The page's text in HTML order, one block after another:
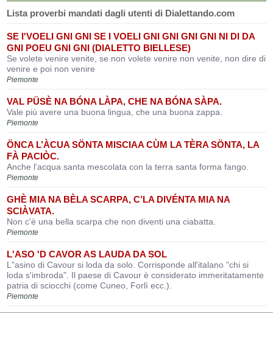
Lista proverbi mandati dagli utenti di Dialettando.com
SE I'VOELI GNI GNI SE I VOELI GNI GNI GNI GNI NI DI DA
GNI POEU GNI GNI (DIALETTO BIELLESE)
Se volete venire venite, se non volete venire non venite, non dire di
venire e poi non venire
Piemonte
VAL PÜSÈ NA BÓNA LÀPA, CHE NA BÓNA SÀPA.
Vale più avere una buona lingua, che una buona zappa.
Piemonte
ÖNCA L’ÀCUA SÖNTA MISCIAA CÙM LA TÈRA SÖNTA, LA
FÀ PACIÒC.
Anche l'acqua santa mescolata con la terra santa forma fango.
Piemonte
GHÈ MIA NA BÈLA SCARPA, C’LA DIVÉNTA MIA NA
SCIÀVATA.
Non c'è una bella scarpa che non diventi una ciabatta.
Piemonte
L'ASO 'D CAVOR AS LAUDA DA SOL
L"asino di Cavour si loda da solo. Corrisponde all'italano "chi si
loda s'imbroda". Il paese di Cavour è considerato immeritatamente
patria di sciocchi (come Cuneo, Forlì ecc.).
Piemonte